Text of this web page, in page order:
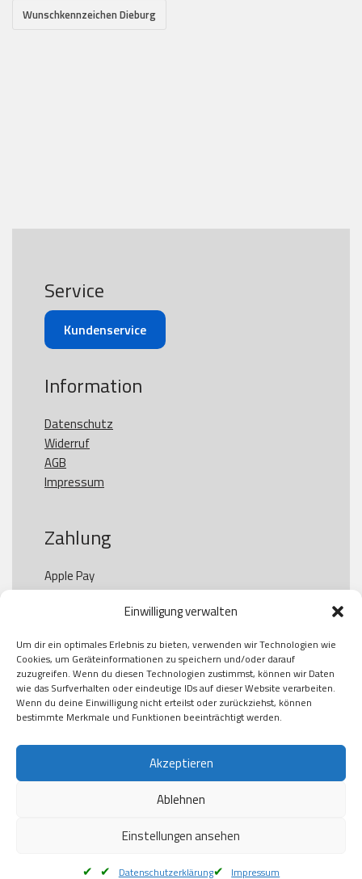
Einwilligung verwalten
Um dir ein optimales Erlebnis zu bieten, verwenden wir Technologien wie
Cookies, um Geräteinformationen zu speichern und/oder darauf
zuzugreifen. Wenn du diesen Technologien zustimmst, können wir Daten
wie das Surfverhalten oder eindeutige IDs auf dieser Website verarbeiten.
Wenn du deine Einwilligung nicht erteilst oder zurückziehst, können
bestimmte Merkmale und Funktionen beeinträchtigt werden.
Akzeptieren
Ablehnen
Einstellungen ansehen
Datenschutzerklärung Impressum
Wunschkennzeichen Dieburg
Service
Kundenservice
Information
Datenschutz
Widerruf
AGB
Impressum
Zahlung
Apple Pay
Paypal
Kauf auf Rechung
Klarna
American Express